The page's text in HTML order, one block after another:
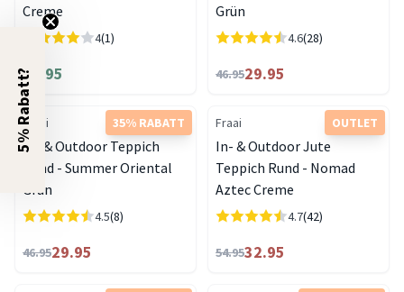
Creme
4(1)
37.95
Grün
4.6(28)
46.9529.95
35% RABATT
Fraai
In- & Outdoor Teppich
Rund - Summer Oriental
Grün
4.5(8)
46.9529.95
OUTLET
Fraai
In- & Outdoor Jute
Teppich Rund - Nomad
Aztec Creme
4.7(42)
54.9532.95
5% Rabatt?